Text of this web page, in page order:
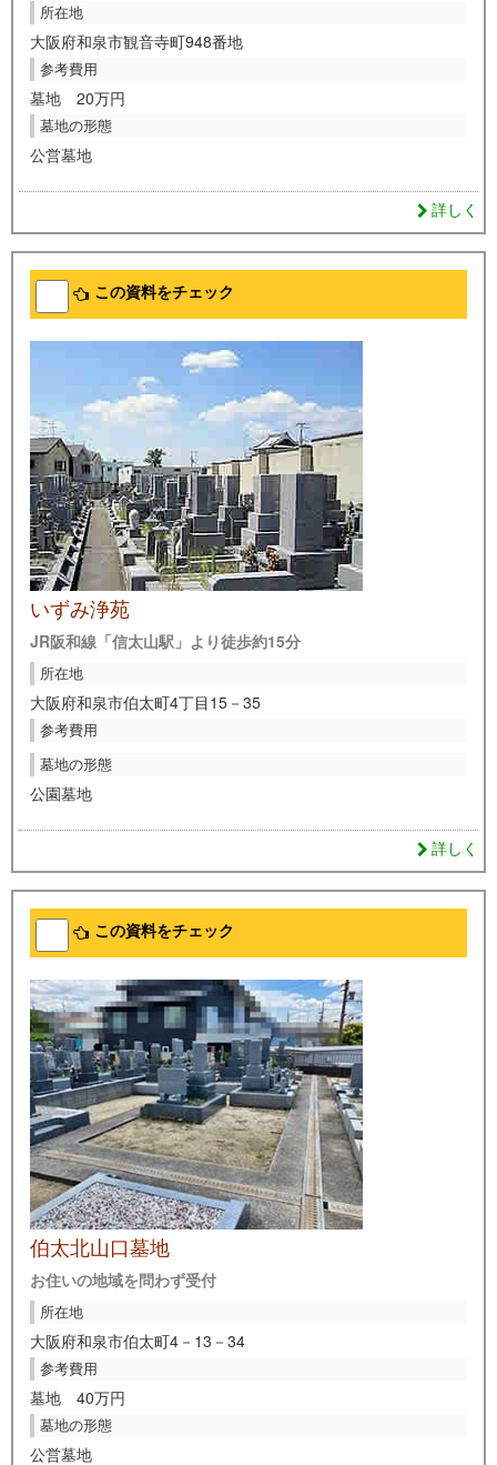
所在地
大阪府和泉市観音寺町948番地
参考費用
墓地 20万円
墓地の形態
公営墓地
詳しく
この資料をチェック
いずみ浄苑
JR阪和線「信太山駅」より徒歩約15分
所在地
大阪府和泉市伯太町4丁目15－35
参考費用
墓地の形態
公園墓地
詳しく
この資料をチェック
伯太北山口墓地
お住いの地域を問わず受付
所在地
大阪府和泉市伯太町4－13－34
参考費用
墓地 40万円
墓地の形態
公営墓地